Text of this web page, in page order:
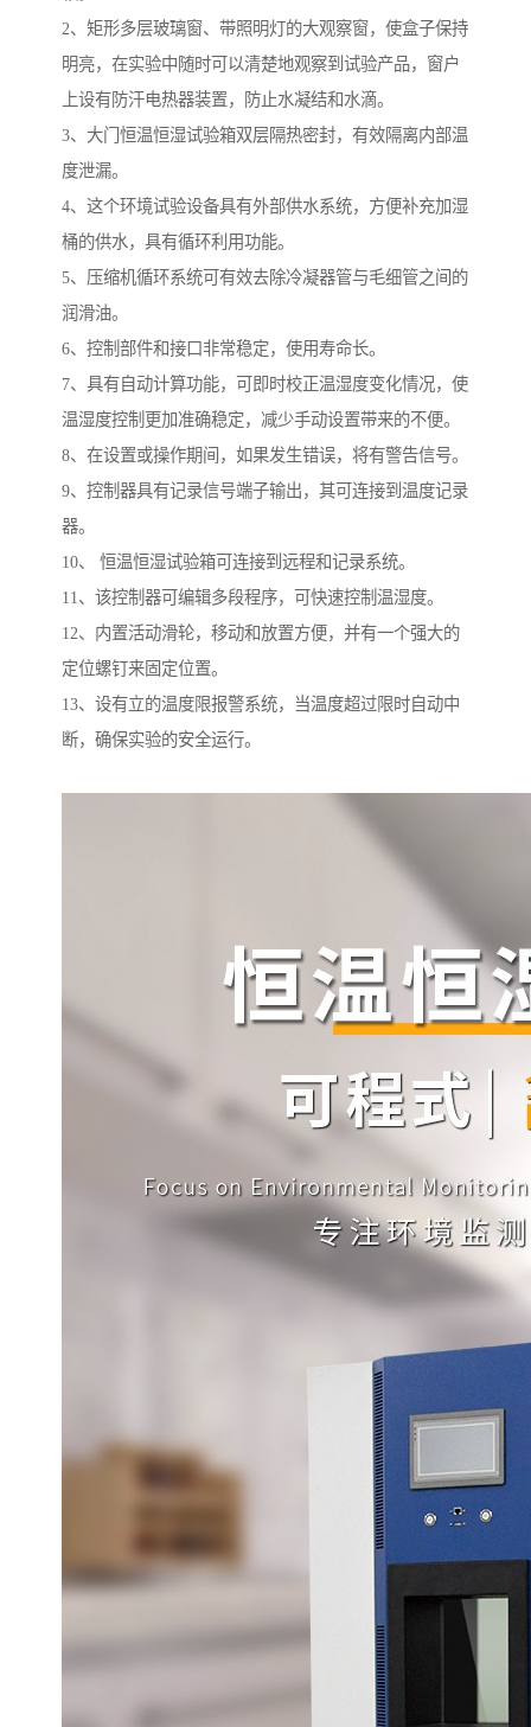
2、矩形多层玻璃窗、带照明灯的大观察窗，使盒子保持
明亮，在实验中随时可以清楚地观察到试验产品，窗户
上设有防汗电热器装置，防止水凝结和水滴。
3、大门恒温恒湿试验箱双层隔热密封，有效隔离内部温
度泄漏。
4、这个环境试验设备具有外部供水系统，方便补充加湿
桶的供水，具有循环利用功能。
5、压缩机循环系统可有效去除冷凝器管与毛细管之间的
润滑油。
6、控制部件和接口非常稳定，使用寿命长。
7、具有自动计算功能，可即时校正温湿度变化情况，使
温湿度控制更加准确稳定，减少手动设置带来的不便。
8、在设置或操作期间，如果发生错误，将有警告信号。
9、控制器具有记录信号端子输出，其可连接到温度记录
器。
10、 恒温恒湿试验箱可连接到远程和记录系统。
11、该控制器可编辑多段程序，可快速控制温湿度。
12、内置活动滑轮，移动和放置方便，并有一个强大的
定位螺钉来固定位置。
13、设有立的温度限报警系统，当温度超过限时自动中
断，确保实验的安全运行。